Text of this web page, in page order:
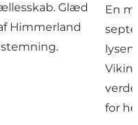
Glæd
Himmerland
En
for